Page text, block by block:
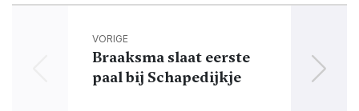
VORIGE
Braaksma slaat eerste
paal bij Schapedijkje